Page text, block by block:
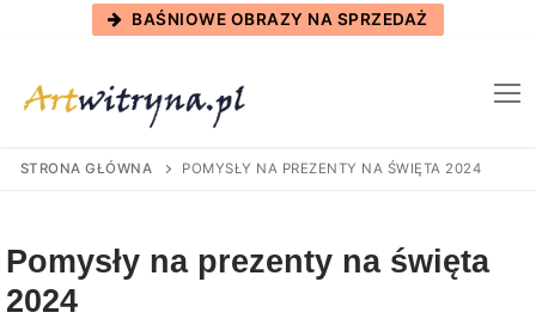
BAŚNIOWE OBRAZY NA SPRZEDAŻ
STRONA GŁÓWNA POMYSŁY NA PREZENTY NA ŚWIĘTA 2024
Pomysły na prezenty na święta
2024